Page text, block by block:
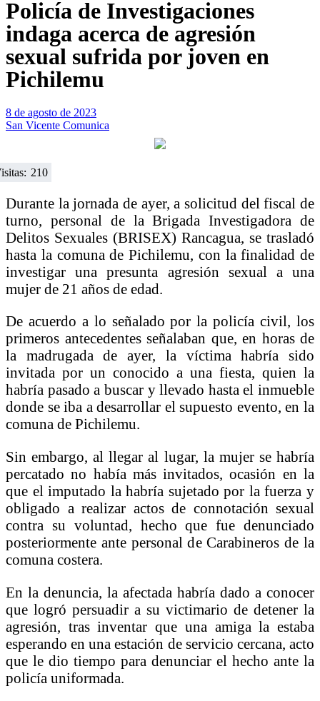
Policía de Investigaciones
indaga acerca de agresión
sexual sufrida por joven en
Pichilemu
8 de agosto de 2023
San Vicente Comunica
210
Durante la jornada de ayer, a solicitud del fiscal de
turno, personal de la Brigada Investigadora de
Delitos Sexuales (BRISEX) Rancagua, se trasladó
hasta la comuna de Pichilemu, con la finalidad de
investigar una presunta agresión sexual a una
mujer de 21 años de edad.
De acuerdo a lo señalado por la policía civil, los
primeros antecedentes señalaban que, en horas de
la madrugada de ayer, la víctima habría sido
invitada por un conocido a una fiesta, quien la
habría pasado a buscar y llevado hasta el inmueble
donde se iba a desarrollar el supuesto evento, en la
comuna de Pichilemu.
Sin embargo, al llegar al lugar, la mujer se habría
percatado no había más invitados, ocasión en la
que el imputado la habría sujetado por la fuerza y
obligado a realizar actos de connotación sexual
contra su voluntad, hecho que fue denunciado
posteriormente ante personal de Carabineros de la
comuna costera.
En la denuncia, la afectada habría dado a conocer
que logró persuadir a su victimario de detener la
agresión, tras inventar que una amiga la estaba
esperando en una estación de servicio cercana, acto
que le dio tiempo para denunciar el hecho ante la
policía uniformada.